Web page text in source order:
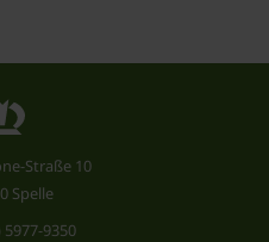
Straße 10
Spelle
5977-9350